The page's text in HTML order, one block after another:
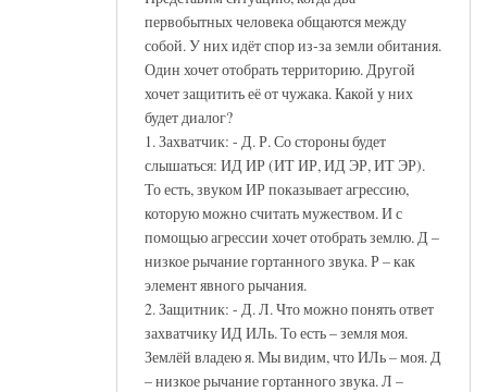
первобытных человека общаются между
собой. У них идёт спор из-за земли обитания.
Один хочет отобрать территорию. Другой
хочет защитить её от чужака. Какой у них
будет диалог?
1. Захватчик: - Д. Р. Со стороны будет
слышаться: ИД ИР (ИТ ИР, ИД ЭР, ИТ ЭР).
То есть, звуком ИР показывает агрессию,
которую можно считать мужеством. И с
помощью агрессии хочет отобрать землю. Д –
низкое рычание гортанного звука. Р – как
элемент явного рычания.
2. Защитник: - Д. Л. Что можно понять ответ
захватчику ИД ИЛь. То есть – земля моя.
Землёй владею я. Мы видим, что ИЛь – моя. Д
– низкое рычание гортанного звука. Л –